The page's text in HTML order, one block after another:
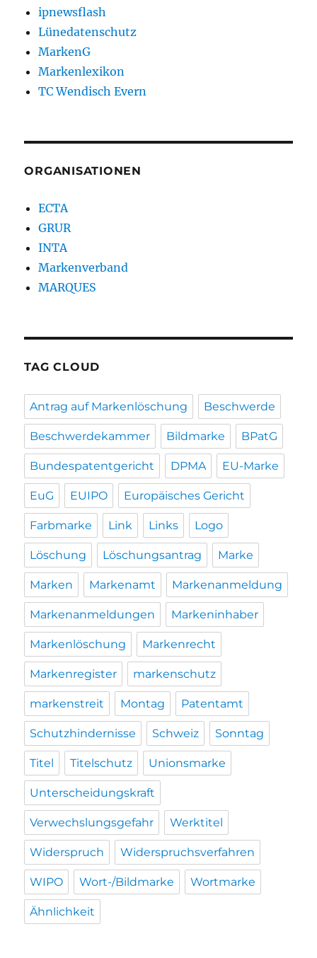
ipnewsflash
Lünedatenschutz
MarkenG
Markenlexikon
TC Wendisch Evern
ORGANISATIONEN
ECTA
GRUR
INTA
Markenverband
MARQUES
TAG CLOUD
Antrag auf Markenlöschung Beschwerde
Beschwerdekammer Bildmarke BPatG
Bundespatentgericht DPMA EU-Marke
EuG EUIPO Europäisches Gericht
Farbmarke Link Links Logo
Löschung Löschungsantrag Marke
Marken Markenamt Markenanmeldung
Markenanmeldungen Markeninhaber
Markenlöschung Markenrecht
Markenregister markenschutz
markenstreit Montag Patentamt
Schutzhindernisse Schweiz Sonntag
Titel Titelschutz Unionsmarke
Unterscheidungskraft
Verwechslungsgefahr Werktitel
Widerspruch Widerspruchsverfahren
WIPO Wort-/Bildmarke Wortmarke
Ähnlichkeit